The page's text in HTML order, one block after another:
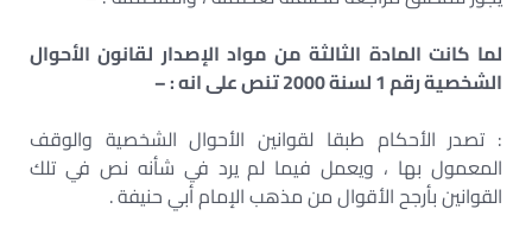
لما كانت المادة الثالثة من مواد الإصدار لقانون الأحوال
الشخصية رقم 1 لسنة 2000 تنص على انه : –
: تصدر الأحكام طبقا لقوانين الأحوال الشخصية والوقف
المعمول بها ، ويعمل فيما لم يرد في شأنه نص في تلك
القوانين بأرجح الأقوال من مذهب الإمام أبي حنيفة .